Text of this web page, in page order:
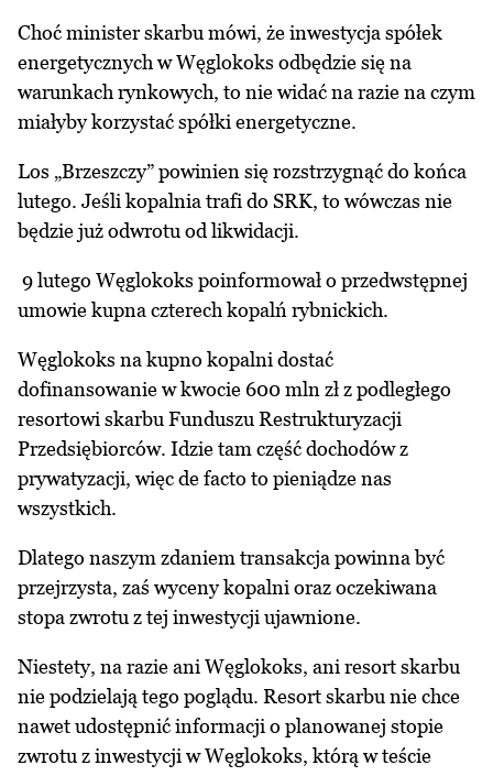
Choć minister skarbu mówi, że inwestycja spółek
energetycznych w Węglokoks odbędzie się na
warunkach rynkowych, to nie widać na razie na czym
miałyby korzystać spółki energetyczne.
Los „Brzeszczy” powinien się rozstrzygnąć do końca
lutego. Jeśli kopalnia trafi do SRK, to wówczas nie
będzie już odwrotu od likwidacji.
9 lutego Węglokoks poinformował o przedwstępnej
umowie kupna czterech kopalń rybnickich.
Węglokoks na kupno kopalni dostać
dofinansowanie w kwocie 600 mln zł z podległego
resortowi skarbu Funduszu Restrukturyzacji
Przedsiębiorców. Idzie tam część dochodów z
prywatyzacji, więc de facto to pieniądze nas
wszystkich.
Dlatego naszym zdaniem transakcja powinna być
przejrzysta, zaś wyceny kopalni oraz oczekiwana
stopa zwrotu z tej inwestycji ujawnione.
Niestety, na razie ani Węglokoks, ani resort skarbu
nie podzielają tego poglądu. Resort skarbu nie chce
nawet udostępnić informacji o planowanej stopie
zwrotu z inwestycji w Węglokoks, którą w teście